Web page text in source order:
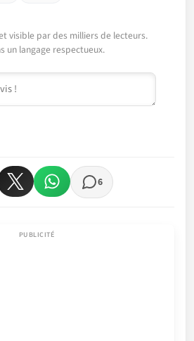
visible par des milliers de lecteurs.
un langage respectueux.
6